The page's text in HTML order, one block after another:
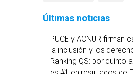
Últimas noticias
PUCE y ACNUR firman
la inclusión y los
Ranking QS: por quinto